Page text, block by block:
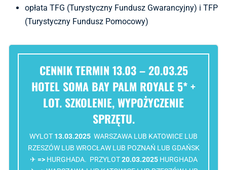
opłata TFG (Turystyczny Fundusz Gwarancyjny) i TFP
(Turystyczny Fundusz Pomocowy)
CENNIK TERMIN 13.03 – 20.03.25
HOTEL SOMA BAY PALM ROYALE 5* +
LOT. SZKOLENIE, WYPOŻYCZENIE
SPRZĘTU.
WYLOT 13.03.2025 WARSZAWA LUB KATOWICE LUB
RZESZÓW LUB WROCŁAW LUB POZNAŃ LUB GDAŃSK
✈ =>HURGHADA. PRZYLOT20.03.2025HURGHADA